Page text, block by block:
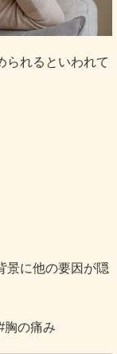
られるといわれて
景に他の要因が隠
胸の痛み